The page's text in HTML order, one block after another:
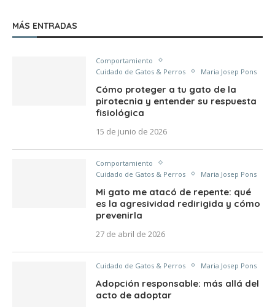
MÁS ENTRADAS
Comportamiento
Cuidado de Gatos & Perros
Maria Josep Pons
Cómo proteger a tu gato de la
pirotecnia y entender su respuesta
fisiológica
15 de junio de 2026
Comportamiento
Cuidado de Gatos & Perros
Maria Josep Pons
Mi gato me atacó de repente: qué
es la agresividad redirigida y cómo
prevenirla
27 de abril de 2026
Cuidado de Gatos & Perros Maria Josep Pons
Adopción responsable: más allá del
acto de adoptar